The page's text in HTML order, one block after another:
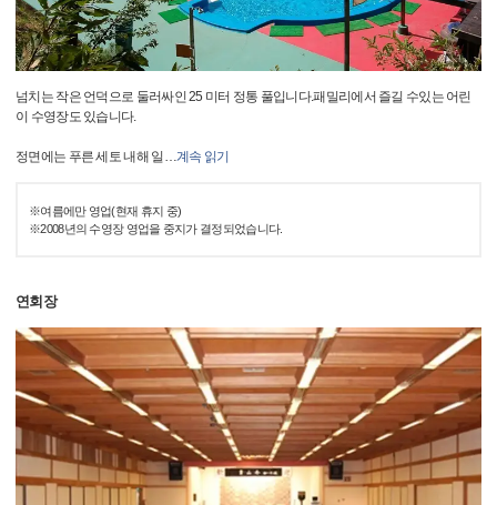
넘치는 작은 언덕으로 둘러싸인 25 미터 정통 풀입니다.패밀리에서 즐길 수있는 어린
이 수영장도 있습니다.
정면에는 푸른 세토 내해 일 …계속 읽기
※여름에만 영업(현재 휴지 중)
※2008년의 수영장 영업을 중지가 결정되었습니다.
연회장